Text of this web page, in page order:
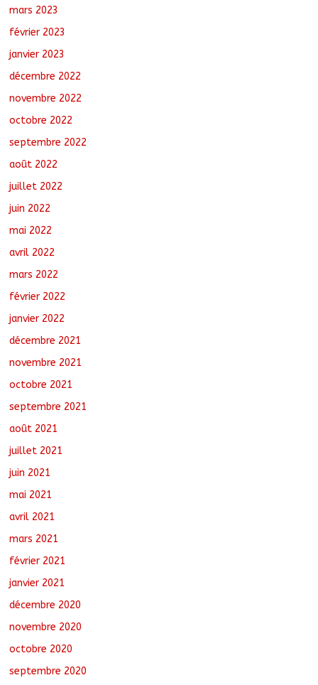
mars 2023
février 2023
janvier 2023
décembre 2022
novembre 2022
octobre 2022
septembre 2022
août 2022
juillet 2022
juin 2022
mai 2022
avril 2022
mars 2022
février 2022
janvier 2022
décembre 2021
novembre 2021
octobre 2021
septembre 2021
août 2021
juillet 2021
juin 2021
mai 2021
avril 2021
mars 2021
février 2021
janvier 2021
décembre 2020
novembre 2020
octobre 2020
septembre 2020